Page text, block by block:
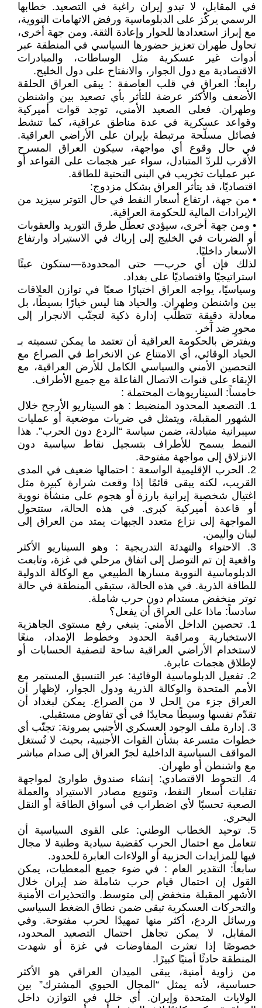
في المقابل، لا تبدو إيران راغبة في التصعيد. خطابها
الرسمي يركّز على الدبلوماسية ورفض الاتهامات النووية،
مع إبراز استعدادها للحوار وإعادة الثقة. ومن جهة أخرى،
تحاول طهران تعزيز حضورها السياسي في المنطقة عبر
أدوات غير عسكرية مثل الوساطات، والمبادرات
الاقتصادية مع دول الجوار، والانفتاح على دول الخليج.
رابعاً: العراق في قلب العاصفة : يبقى العراق الحلقة
الأضعف والأكثر عرضة للتأثر بأي تصعيد بين واشنطن
وطهران. فعلى الصعيد الأمني، توجد قوات أميركية
وقواعد عسكرية في عدة مناطق عراقية، كما تنشط
فصائل مسلّحة مرتبطة بإيران على الأراضي العراقية.
في حال وقوع أي مواجهة، سيكون العراق المسرح
الأقرب للردّ المتبادل، سواء عبر هجمات على القواعد أو
عبر عمليات تخريب في البنى التحتية للطاقة.
اقتصاديًا، قد يتأثر العراق بشكل مزدوج:
• من جهة، ارتفاع أسعار النفط في حال التوتر سيزيد من
الإيرادات المالية للحكومة العراقية.
• ومن جهة أخرى، سيؤدي تعطّل طرق التوريد والعقوبات
أو الضربات في الخليج إلى إرباك في الاستيراد وارتفاع
الأسعار داخليًا.
لذلك فإن أي حرب— حتى المحدودة—ستكون عبئًا
استراتيجيًا واقتصاديًا على بغداد.
وسياسيًا، يواجه العراق اختبارًا صعبًا في توازن العلاقات
بين واشنطن وطهران. والحياد هنا ليس خيارًا بسيطًا، بل
معادلة دقيقة تتطلّب إدارة ذكية لتجنّب الانجرار إلى
محورٍ ضد آخر.
ويفترض بالحكومة العراقية أن تعتمد ما يمكن تسميته بـ
الحياد الوقائي، أي الامتناع عن الانخراط في الصراع مع
التحصين الأمني والسياسي الكامل للأرض العراقية، مع
الإبقاء على قنوات الاتصال الفاعلة مع جميع الأطراف.
خامساً: السيناريوهات المحتملة :
1. التصعيد المحدود المنضبط : هو السيناريو الأرجح خلال
الشهور المقبلة، ويتمثل في ضربات موضعية أو عمليات
سيبرانية متبادلة، ضمن سياسة “الردع دون الحرب”. هذا
النمط يسمح للأطراف بتسجيل نقاط سياسية دون
الانزلاق إلى مواجهة مفتوحة.
2. الحرب الإقليمية الواسعة : احتمالها ضعيف في المدى
القريب، لكنه يبقى قائمًا إذا وقعت شرارة كبيرة مثل
اغتيال شخصية إيرانية بارزة أو هجوم على منشأة نووية
أو قاعدة أميركية كبرى. في هذه الحالة، ستتحول
المواجهة إلى نزاع متعدد الجبهات يمتد من العراق إلى
لبنان واليمن.
3. الاحتواء والتهدئة التدريجية : وهو السيناريو الأكثر
واقعية إن تم التوصل إلى اتفاق مرحلي في غزة، وتابعت
الدبلوماسية النووية مسارها الطبيعي مع الوكالة الدولية
للطاقة الذرية. في هذه الحالة، ستبقى المنطقة في حالة
توتر منخفض مستدام دون حرب شاملة.
سادساً: ماذا على العراق أن يفعل؟
1. تحصين الداخل الأمني: ينبغي رفع مستوى الجاهزية
الاستخبارية ومراقبة الحدود وخطوط الإمداد، منعًا
لاستخدام الأراضي العراقية ساحة لتصفية الحسابات أو
لإطلاق هجمات عابرة.
2. تفعيل الدبلوماسية الوقائية: عبر التنسيق المستمر مع
الأمم المتحدة والوكالة الذرية ودول الجوار، لإظهار أن
العراق جزء من الحل لا من الصراع. يمكن لبغداد أن
تقدّم نفسها وسيطًا محايدًا في أي تفاوض مستقبلي.
3. إدارة ملف الوجود العسكري الأجنبي بمرونة: تجنّب أي
خطوات متسرعة بشأن القوات الأجنبية، بحيث لا تُستغل
المواقف السياسية الداخلية لجرّ العراق إلى صدام مباشر
مع واشنطن أو طهران.
4. التحوط الاقتصادي: إنشاء صندوق طوارئ لمواجهة
تقلبات أسعار النفط، وتنويع مصادر الاستيراد والعملة
الصعبة تحسبًا لأي اضطراب في أسواق الطاقة أو النقل
البحري.
5. توحيد الخطاب الوطني: على القوى السياسية أن
تتعامل مع احتمال الحرب كقضية سيادية وطنية لا مجال
فيها للمزايدات الحزبية أو الولاءات العابرة للحدود.
سابعاً: التقدير العام : في ضوء جميع المعطيات، يمكن
القول إن احتمال قيام حرب شاملة ضد إيران خلال
الأشهر المقبلة منخفض إلى متوسط. والتحذيرات الأمنية
والتحركات العسكرية تبقى ضمن نطاق الضغط السياسي
ورسائل الردع، أكثر منها تمهيدًا لحرب مفتوحة. وفي
المقابل، لا يمكن تجاهل احتمال التصعيد المحدود،
خصوصًا إذا تعثرت المفاوضات في غزة أو شهدت
المنطقة حادثًا أمنيًا كبيرًا.
من زاوية أمنية، يبقى الميدان العراقي هو الأكثر
حساسية، لأنه يمثل “المجال الحيوي المشترك” بين
الولايات المتحدة وإيران. أي خلل في التوازن داخل